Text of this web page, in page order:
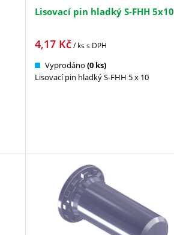
Lisovací pin hladký S-FHH 5x10
4,17 Kč/ kss DPH
Vyprodáno (0 ks)
Lisovací pin hladký S-FHH 5 x 10